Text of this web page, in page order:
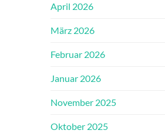
April 2026
März 2026
Februar 2026
Januar 2026
November 2025
Oktober 2025